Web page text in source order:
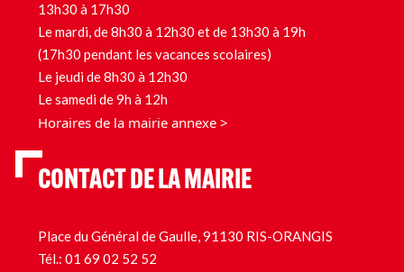
13h30 à 17h30
Le mardi, de 8h30 à 12h30 et de 13h30 à 19h
(17h30 pendant les vacances scolaires)
Le jeudi de 8h30 à 12h30
Le samedi de 9h à 12h
Horaires de la mairie annexe >
CONTACT DE LA MAIRIE
Place du Général de Gaulle, 91130 RIS-ORANGIS
Tél.: 01 69 02 52 52